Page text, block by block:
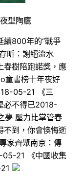
型陶鷹
續800年的“戰爭
昕：謝絕流水
樹陪跑諾獎，應
童書榜十年夜好
05-21 《三
必不得已2018-
夢 壓力比掌管春
不到，你會懊悔逝
家齊聚南京：傳
05-21 《中國收集